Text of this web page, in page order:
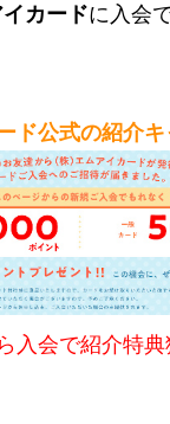
カードに入会
ド公式の紹介
入会で紹介特典